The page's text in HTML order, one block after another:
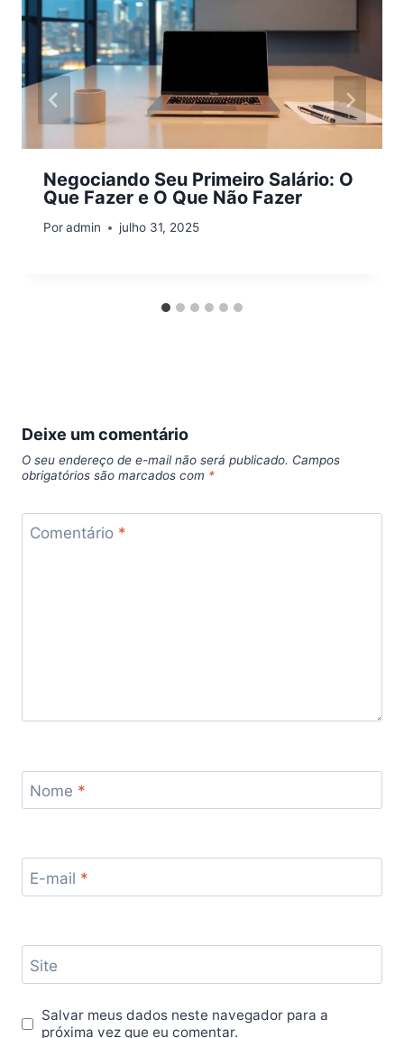
Negociando Seu Primeiro Salário: O
Que Fazer e O Que Não Fazer
Poradmin julho 31, 2025
Deixe um comentário
O seu endereço de e-mail não será publicado. Campos
obrigatórios são marcados com *
Comentário *
Nome *
E-mail *
Site
Salvar meus dados neste navegador para a
próxima vez que eu comentar.